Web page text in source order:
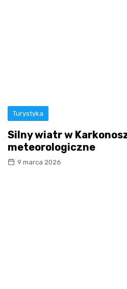
Turystyka
Silny wiatr w
meteorologiczne
9 marca 2026